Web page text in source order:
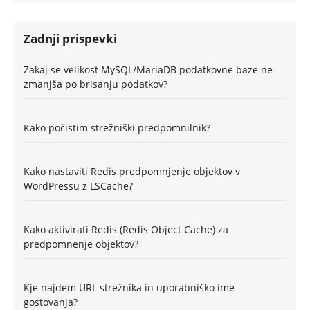
Zadnji prispevki
Zakaj se velikost MySQL/MariaDB podatkovne baze ne
zmanjša po brisanju podatkov?
Kako počistim strežniški predpomnilnik?
Kako nastaviti Redis predpomnjenje objektov v
WordPressu z LSCache?
Kako aktivirati Redis (Redis Object Cache) za
predpomnenje objektov?
Kje najdem URL strežnika in uporabniško ime
gostovanja?